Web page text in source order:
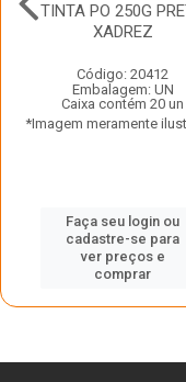
TINTA PO 250G
XADREZ
Código: 20412
Embalagem: UN
Caixa contém 20 un
*Imagem meramente
Faça seu login ou
cadastre-se para
ver preços e
comprar